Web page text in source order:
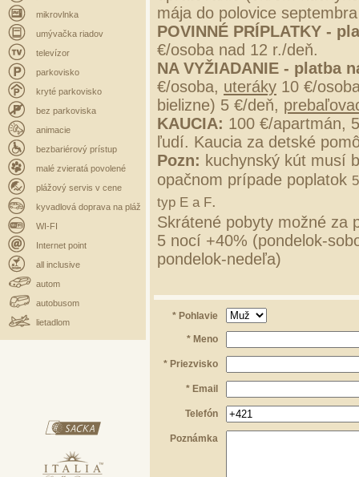
mikrovlnka
umývačka riadov
televízor
parkovisko
kryté parkovisko
bez parkoviska
animacie
bezbariérový prístup
malé zvieratá povolené
plážový servis v cene
kyvadlová doprava na pláž
WI-FI
Internet point
all inclusive
autom
autobusom
lietadlom
mája do polovice
POVINNÉ PRÍPLATKY -
€/osoba nad 12 r./deň.
NA VYŽIADANIE - platba
€/osoba, uteráky 10 €/
bielizne) 5 €/deň,
KAUCIA: 100 €/apartmán,
ľudí. Kaucia za detské
Pozn: kuchynský kút musí
opačnom prípade poplatok
typ E a F.
Skrátené pobyty možné za
5 nocí +40% (pondelok-
pondelok-nedeľa)
* Pohlavie
* Meno
* Priezvisko
* Email
Telefón
Poznámka